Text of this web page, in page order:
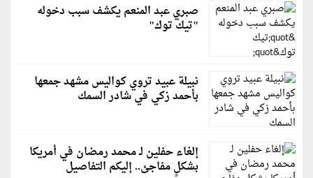
صبري عبد المنعم يكشف سبب دخوله
"تيك توك"
نبيلة عبيد تروي كواليس مشهد جمعها
بأحمد زكي في شادر السمك
إلغاء حفلين لـ محمد رمضان في أمريكا
بشكلٍ مفاجئ.. إليكم التفاصيل